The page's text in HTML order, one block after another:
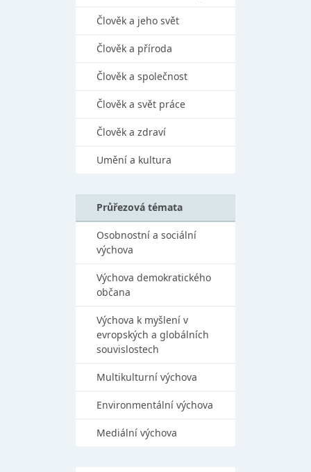
Člověk a jeho svět
Člověk a příroda
Člověk a společnost
Člověk a svět práce
Člověk a zdraví
Umění a kultura
Průřezová témata
Osobnostní a sociální
výchova
Výchova demokratického
občana
Výchova k myšlení v
evropských a globálních
souvislostech
Multikulturní výchova
Environmentální výchova
Mediální výchova